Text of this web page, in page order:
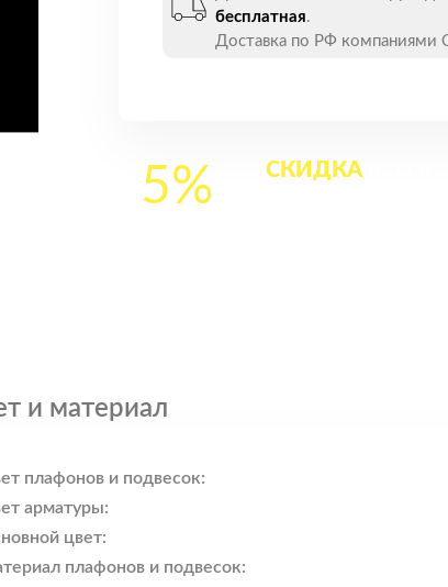
бесплатная.
Доставка по РФ
5% СКИДКА
и материал
плафонов и подвесок:
арматуры:
цвет:
плафонов и подвесок: